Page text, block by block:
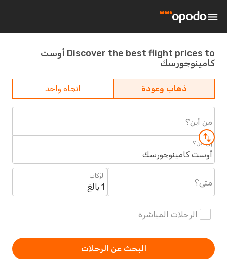
Discover the best flight prices to أوست
كامينوجورسك
ذهاب وعودة اتجاه واحد
من أين؟
إلى أين؟
أوست كامينوجورسك
متى؟
الرُكاب
1 بالغ
الرحلات المباشرة
البحث عن الرحلات